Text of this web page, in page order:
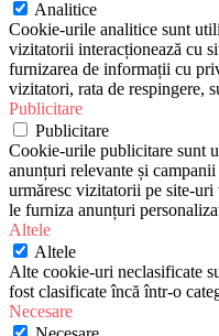
Analitice
Cookie-urile analitice sunt
vizitatorii interacționează cu
furnizarea de informații cu
vizitatori, rata de respingere,
Publicitare
Publicitare
Cookie-urile publicitare sunt
anunțuri relevante și
urmăresc vizitatorii pe site-
le furniza anunțuri
Altele
Altele
Alte cookie-uri neclasificate
fost clasificate încă într-o
Necesare